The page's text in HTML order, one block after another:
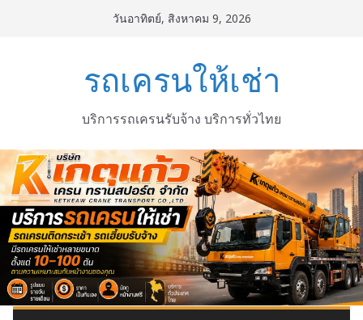
วันอาทิตย์, สิงหาคม 9, 2026
รถเครนให้เช่า
บริการรถเครนรับจ้าง บริการทั่วไทย